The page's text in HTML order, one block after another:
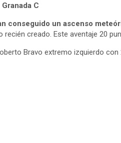
C
conseguido un ascenso
recién creado. Este aventaje 20
Bravo extremo izquierdo